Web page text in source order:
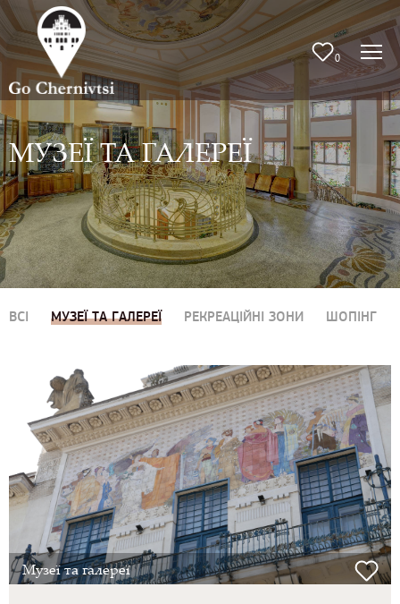
0
МУЗЕЇ ТА ГАЛЕРЕЇ
ВСІ МУЗЕЇ ТА ГАЛЕРЕЇ РЕКРЕАЦІЙНІ ЗОНИ ШОПІНГ
Музеї та галереї